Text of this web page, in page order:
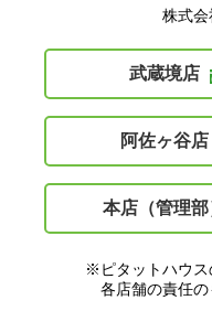
株式会
武蔵境店
阿佐ヶ谷店
本店（管理部
※ピタットハウス
各店舗の責任の